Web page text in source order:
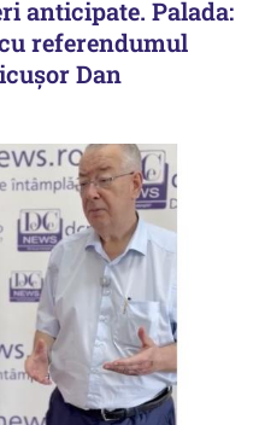
anticipate. Palada:
referendumul
Dan